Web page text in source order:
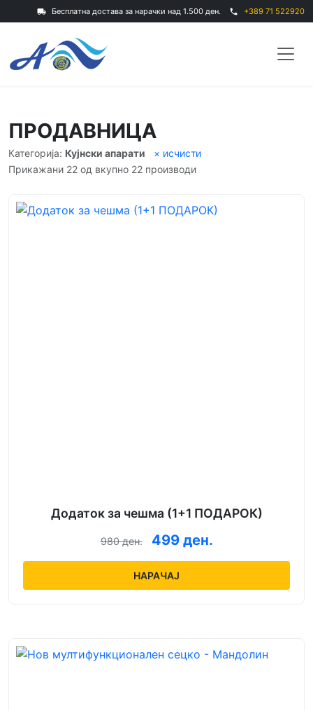
local_shipping Бесплатна достава за нарачки над 1.500 ден. phone +389 71 522920
ПРОДАВНИЦА
Категорија: Кујнски апарати
× исчисти
Прикажани 22 од вкупно 22 производи
Додаток за чешма (1+1 ПОДАРОК)
980 ден. 499 ден.
НАРАЧАЈ